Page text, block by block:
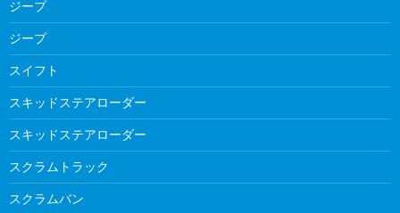
ジープ
ジープ
スイフト
スキッドステアローダー
スキッドステアローダー
スクラムトラック
スクラムバン